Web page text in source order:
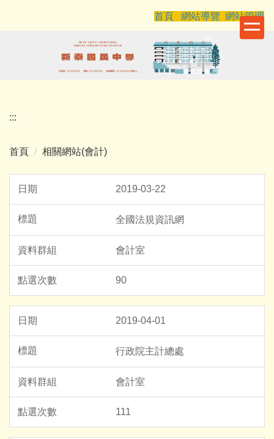
首頁 網站導覽 網站管理
:::
首頁 相關網站(會計)
2019-03-22
全國法規資訊網
會計室
90
2019-04-01
行政院主計總處
會計室
111